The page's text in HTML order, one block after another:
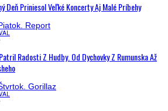
Deň Priniesol Veľké Koncerty Aj Malé Príbehy
Radosti Z Hudby. Od Dychovky Z Rumunska Až